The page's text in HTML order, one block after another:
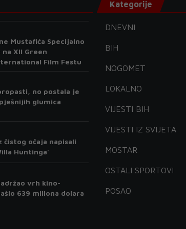
Mustafića Specijalno
XII Green
Film Festu
no postala je
glumica
čistog očaja napisali
Huntinga'
vrh kino-
639 miliona dolara
Kategorije
DNEVNI
BIH
NOGOMET
LOKALNO
VIJESTI BIH
VIJESTI IZ SVIJETA
MOSTAR
OSTALI SPORTOVI
POSAO